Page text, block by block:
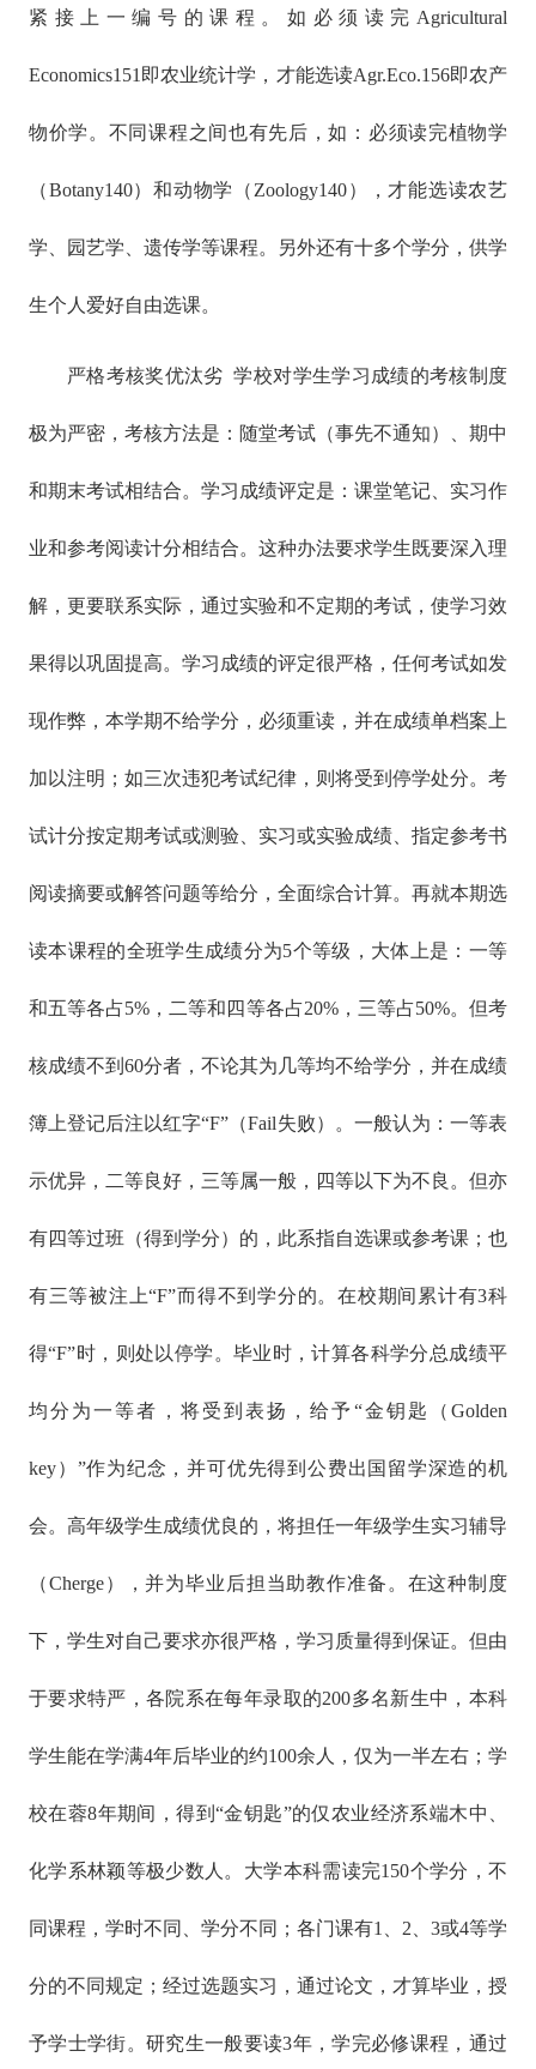
紧接上一编号的课程。如必须读完Agricultural
Economics151即农业统计学，才能选读Agr.Eco.156即农产
物价学。不同课程之间也有先后，如：必须读完植物学
（Botany140）和动物学（Zoology140），才能选读农艺
学、园艺学、遗传学等课程。另外还有十多个学分，供学
生个人爱好自由选课。
严格考核奖优汰劣 学校对学生学习成绩的考核制度
极为严密，考核方法是：随堂考试（事先不通知）、期中
和期末考试相结合。学习成绩评定是：课堂笔记、实习作
业和参考阅读计分相结合。这种办法要求学生既要深入理
解，更要联系实际，通过实验和不定期的考试，使学习效
果得以巩固提高。学习成绩的评定很严格，任何考试如发
现作弊，本学期不给学分，必须重读，并在成绩单档案上
加以注明；如三次违犯考试纪律，则将受到停学处分。考
试计分按定期考试或测验、实习或实验成绩、指定参考书
阅读摘要或解答问题等给分，全面综合计算。再就本期选
读本课程的全班学生成绩分为5个等级，大体上是：一等
和五等各占5%，二等和四等各占20%，三等占50%。但考
核成绩不到60分者，不论其为几等均不给学分，并在成绩
簿上登记后注以红字“F”（Fail失败）。一般认为：一等表
示优异，二等良好，三等属一般，四等以下为不良。但亦
有四等过班（得到学分）的，此系指自选课或参考课；也
有三等被注上“F”而得不到学分的。在校期间累计有3科
得“F”时，则处以停学。毕业时，计算各科学分总成绩平
均分为一等者，将受到表扬，给予“金钥匙（Golden
key）”作为纪念，并可优先得到公费出国留学深造的机
会。高年级学生成绩优良的，将担任一年级学生实习辅导
（Cherge），并为毕业后担当助教作准备。在这种制度
下，学生对自己要求亦很严格，学习质量得到保证。但由
于要求特严，各院系在每年录取的200多名新生中，本科
学生能在学满4年后毕业的约100余人，仅为一半左右；学
校在蓉8年期间，得到“金钥匙”的仅农业经济系端木中、
化学系林颖等极少数人。大学本科需读完150个学分，不
同课程，学时不同、学分不同；各门课有1、2、3或4等学
分的不同规定；经过选题实习，通过论文，才算毕业，授
予学士学街。研究生一般要读3年，学完必修课程，通过